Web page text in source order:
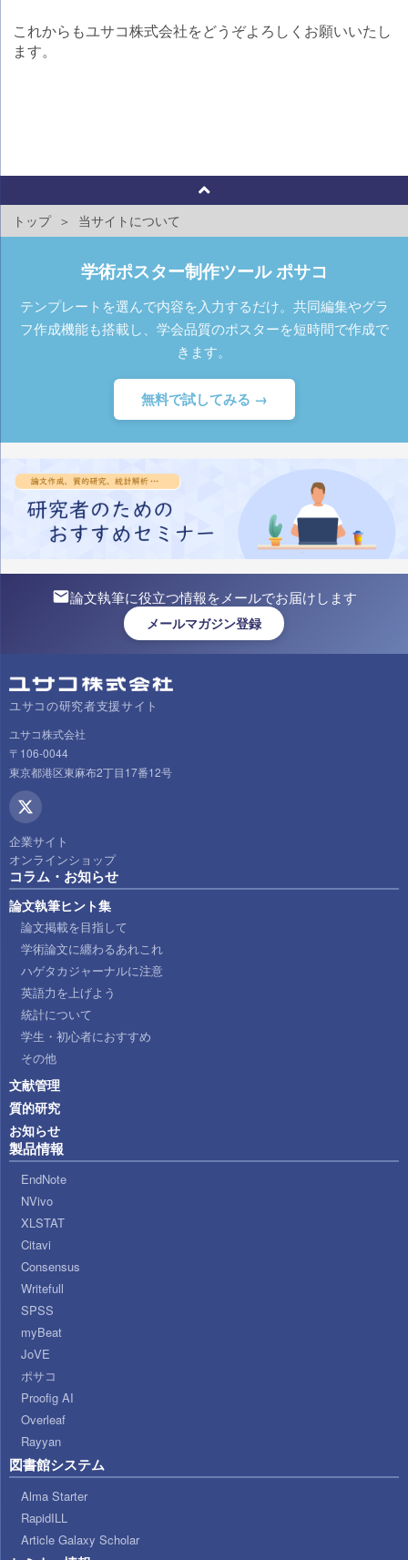
これからもユサコ株式会社をどうぞよろしくお願いいたし
ます。
トップ 当サイトについて
学術ポスター制作ツール ポサコ
テンプレートを選んで内容を入力するだけ。共同編集やグラ
フ作成機能も搭載し、学会品質のポスターを短時間で作成で
きます。
無料で試してみる →
論文執筆に役立つ情報をメールでお届けします
メールマガジン登録
ユサコの研究者支援サイト
ユサコ株式会社
〒106-0044
東京都港区東麻布2丁目17番12号
企業サイト
オンラインショップ
コラム・お知らせ
論文執筆ヒント集
論文掲載を目指して
学術論文に纏わるあれこれ
ハゲタカジャーナルに注意
英語力を上げよう
統計について
学生・初心者におすすめ
その他
文献管理
質的研究
お知らせ
製品情報
EndNote
NVivo
XLSTAT
Citavi
Consensus
Writefull
SPSS
myBeat
JoVE
ポサコ
Proofig AI
Overleaf
Rayyan
図書館システム
Alma Starter
RapidILL
Article Galaxy Scholar